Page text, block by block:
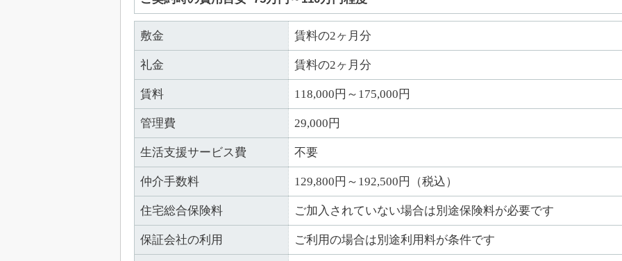
敷金 賃料の2ヶ月分
礼金 賃料の2ヶ月分
賃料 118,000円～175,000円
管理費 29,000円
生活支援サービス費 不要
仲介手数料 129,800円～192,500円（税込）
住宅総合保険料 ご加入されていない場合は別途保険料が必要です
保証会社の利用 ご利用の場合は別途利用料が条件です